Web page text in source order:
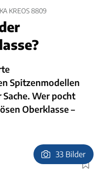
KREOS 8809
Spitzenmodellen
Wer pocht
Oberklasse –
Foto: Ingolf Pompe
33 Bilder